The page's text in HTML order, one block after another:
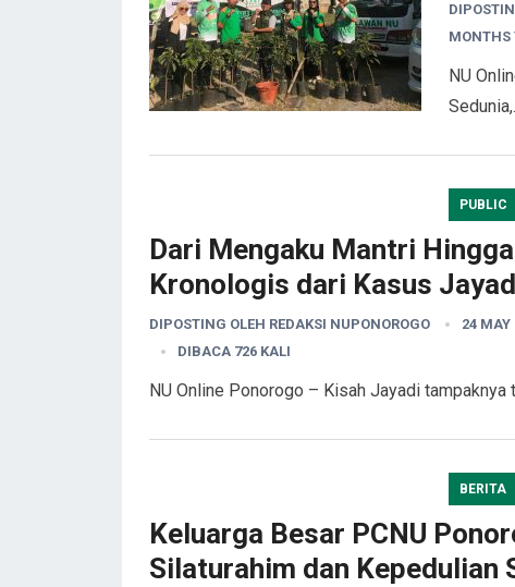
MONTHS
NU
PUBLIC
Dari Mengaku Mantri
Kronologis dari Kasus
DIPOSTING OLEH REDAKSI NUPONOROGO 24 MAY
DIBACA 726 KALI
NU Online Ponorogo – Kisah Jayadi tampaknya
BERITA
Keluarga Besar PCNU
Silaturahim dan Kepedulian